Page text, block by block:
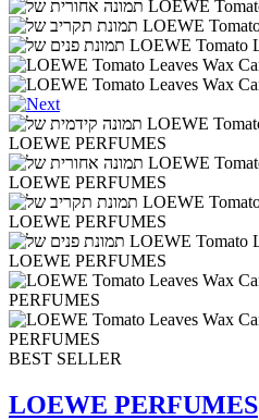
BEST SELLER
LOEWE PERFUMES